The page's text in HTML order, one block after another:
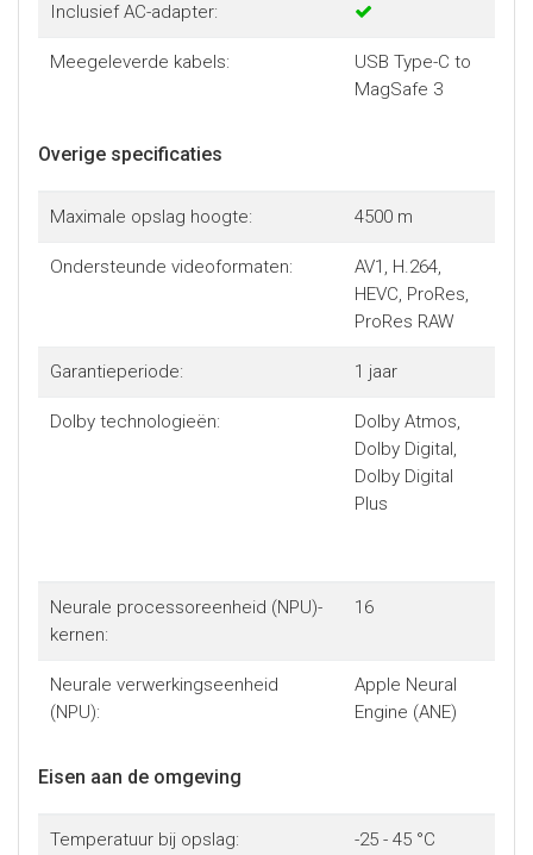
Inclusief AC-adapter:
Meegeleverde kabels:
USB Type-C to
MagSafe 3
Overige specificaties
Maximale opslag hoogte: 4500 m
Ondersteunde videoformaten:
AV1, H.264,
HEVC, ProRes,
ProRes RAW
Garantieperiode: 1 jaar
Dolby technologieën:
Dolby Atmos,
Dolby Digital,
Dolby Digital
Plus
Neurale processor­eenheid (NPU)-
kernen:
16
Neurale verwerkingseenheid
(NPU):
Apple Neural
Engine (ANE)
Eisen aan de omgeving
Temperatuur bij opslag: -25 - 45 °C